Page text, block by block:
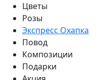
Цветы
Розы
Экспресс Охапка
Повод
Композиции
Подарки